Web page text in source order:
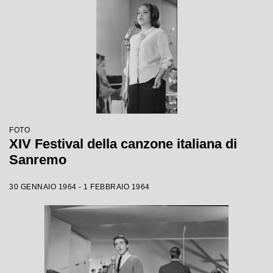
FOTO
XIV Festival della canzone italiana di
Sanremo
30 GENNAIO 1964 - 1 FEBBRAIO 1964